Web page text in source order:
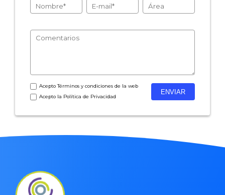
- Encuestas de satisfacción de cliente
AceptoTérminos y condicionesde la web
Acepto la Política de Privacidad